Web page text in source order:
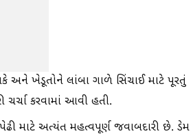
અને ખેડૂતોને લાંબા ગાળે સિંચાઈ માટે પૂરતું
કરવામાં આવી હતી.
માટે અત્યંત મહત્વપૂર્ણ જવાબદારી છે. ડેમ